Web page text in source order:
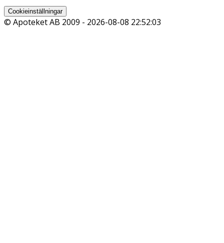
Cookieinställningar
© Apoteket AB 2009 - 2026-08-08 22:52:03